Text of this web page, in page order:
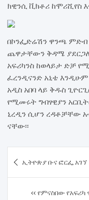
ክዊንሲ ቪክቶሪ ከሞሪሺየስ
በኮንፌድሬሽን ዋንጫ ምድብ
ጨዋታቸውን ቅዳሜ
አፍሪካንስ ከወላይታ ድቻ
ፈረንዲናንድ አኒቴ
አዲስ አበባ ላይ ቅዱስ
የሚመሩት ግብፃዊያን
ኒረዲን ሲሆን ረዳቶቻቸው
ናቸው፡፡
navigation
ኢትዮጵያ ቡና ፎርፌ አገኘ
‹‹ የምናስበው